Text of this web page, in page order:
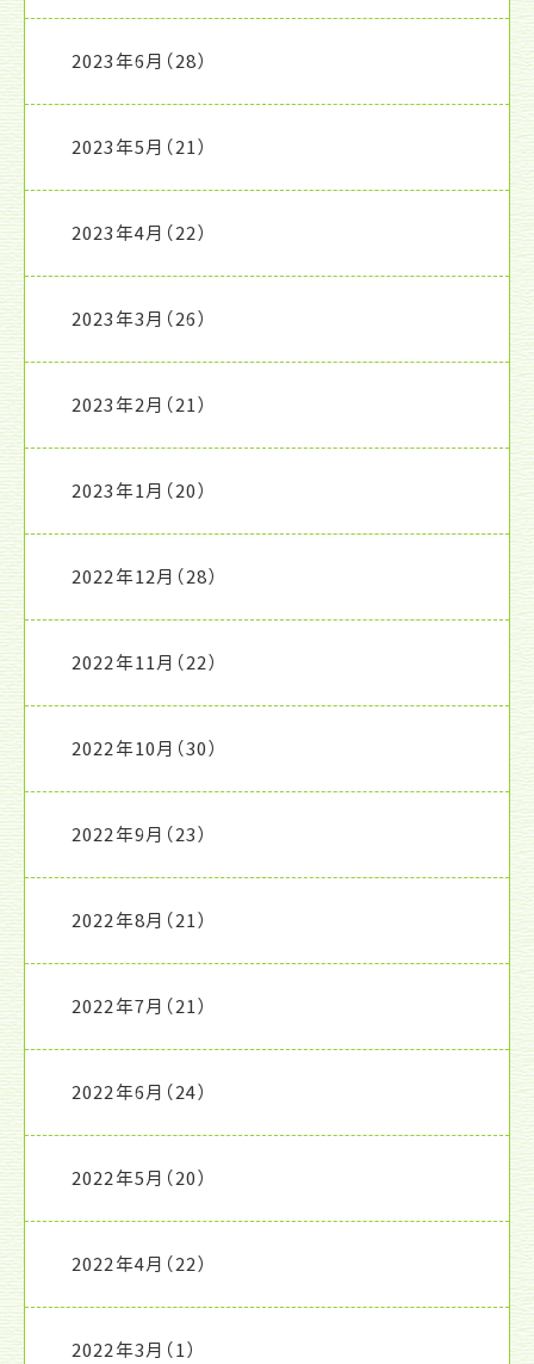
2023年6月 （28）
2023年5月 （21）
2023年4月 （22）
2023年3月 （26）
2023年2月 （21）
2023年1月 （20）
2022年12月 （28）
2022年11月 （22）
2022年10月 （30）
2022年9月 （23）
2022年8月 （21）
2022年7月 （21）
2022年6月 （24）
2022年5月 （20）
2022年4月 （22）
2022年3月 （1）